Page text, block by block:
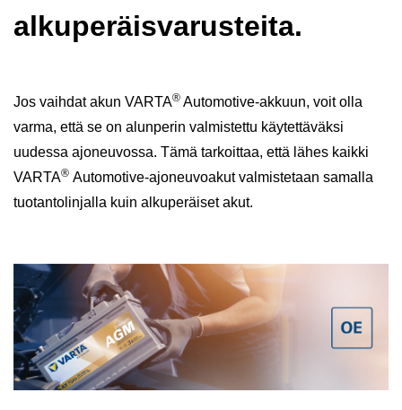
alkuperäisvarusteita.
Jos vaihdat akun VARTA® Automotive-akkuun, voit olla
varma, että se on alunperin valmistettu käytettäväksi
uudessa ajoneuvossa. Tämä tarkoittaa, että lähes kaikki
VARTA® Automotive-ajoneuvoakut valmistetaan samalla
tuotantolinjalla kuin alkuperäiset akut.